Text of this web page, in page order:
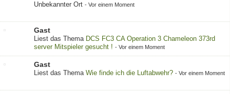
Unbekannter Ort - Vor einem Moment
Gast
Liest das Thema DCS FC3 CA Operation 3 Chameleon 373rd
server Mitspieler gesucht ! - Vor einem Moment
Gast
Liest das Thema Wie finde ich die Luftabwehr? - Vor einem Moment